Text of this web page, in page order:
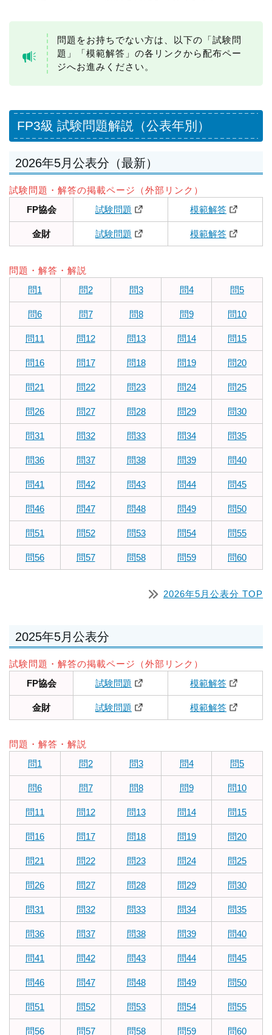
問題をお持ちでない方は、以下の「試験問
題」「模範解答」の各リンクから配布ペー
ジへお進みください。
FP3級 試験問題解説（公表年別）
2026年5月公表分（最新）
試験問題・解答の掲載ページ（外部リンク）
FP協会
試験問題 模範解答
金財 試験問題 模範解答
問題・解答・解説
問1
問2 問3 問4 問5
問6 問7 問8 問9 問10
問11 問12 問13 問14 問15
問16 問17 問18 問19 問20
問21 問22 問23 問24 問25
問26 問27 問28 問29 問30
問31 問32 問33 問34 問35
問36 問37 問38 問39 問40
問41 問42 問43 問44 問45
問46 問47 問48 問49 問50
問51 問52 問53 問54 問55
問56 問57 問58 問59 問60
2026年5月公表分 TOP
2025年5月公表分
試験問題・解答の掲載ページ（外部リンク）
FP協会
試験問題 模範解答
金財 試験問題 模範解答
問題・解答・解説
問1
問2 問3 問4 問5
問6 問7 問8 問9 問10
問11 問12 問13 問14 問15
問16 問17 問18 問19 問20
問21 問22 問23 問24 問25
問26 問27 問28 問29 問30
問31 問32 問33 問34 問35
問36 問37 問38 問39 問40
問41 問42 問43 問44 問45
問46 問47 問48 問49 問50
問51 問52 問53 問54 問55
問56 問57 問58 問59 問60